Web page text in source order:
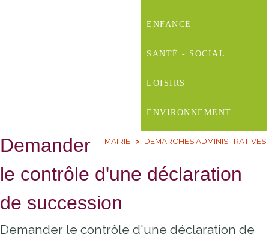
ENFANCE
SANTÉ - SOCIAL
LOISIRS
ENVIRONNEMENT
MAIRIE DÉMARCHES ADMINISTRATIVES
Demander
le contrôle d'une déclaration
de succession
Demander le contrôle d'une déclaration de